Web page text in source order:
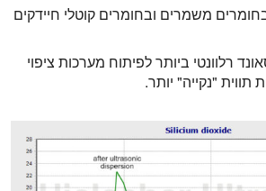
משמרים ובחומרים קוטלי חיידקים
רלוונטי ביותר לפיתוח מערכות ציפוי
תווית "נקייה" יותר.